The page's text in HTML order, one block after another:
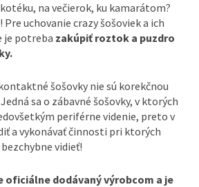
na večierok, ku kamarátom?
uchovanie crazy šošoviek a ich
je potreba zakúpiť roztok a puzdro
šošovky nie sú korekčnou
sa o zábavné šošovky, v ktorých
periférne videnie, preto v
a vykonávať činnosti pri ktorých
vidieť!
oficiálne dodávaný výrobcom a je